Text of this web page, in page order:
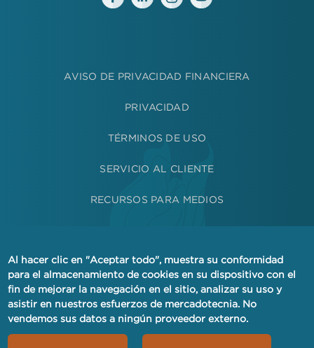
AVISO DE PRIVACIDAD FINANCIERA
PRIVACIDAD
TÉRMINOS DE USO
SERVICIO AL CLIENTE
RECURSOS PARA MEDIOS
MA, MI, MN, NJ, NY, NC, OH, PA, SC, TX y VA.
One Percent for America es un prestamista que ofrece
igualdad de oportunidades. No discriminamos por motivos de
raza, color, religión, nacionalidad, sexo, estado civil o edad, ni
por recibir asistencia pública.
Al hacer clic en "Aceptar todo", muestra su conformidad
para el almacenamiento de cookies en su dispositivo con el
fin de mejorar la navegación en el sitio, analizar su uso y
asistir en nuestros esfuerzos de mercadotecnia. No
vendemos sus datos a ningún proveedor externo.